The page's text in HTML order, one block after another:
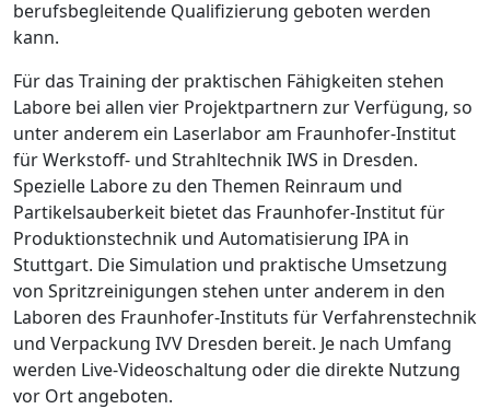
berufsbegleitende Qualifizierung geboten werden
kann.
Für das Training der praktischen Fähigkeiten stehen
Labore bei allen vier Projektpartnern zur Verfügung, so
unter anderem ein Laserlabor am Fraunhofer-Institut
für Werkstoff- und Strahltechnik IWS in Dresden.
Spezielle Labore zu den Themen Reinraum und
Partikelsauberkeit bietet das Fraunhofer-Institut für
Produktionstechnik und Automatisierung IPA in
Stuttgart. Die Simulation und praktische Umsetzung
von Spritzreinigungen stehen unter anderem in den
Laboren des Fraunhofer-Instituts für Verfahrenstechnik
und Verpackung IVV Dresden bereit. Je nach Umfang
werden Live-Videoschaltung oder die direkte Nutzung
vor Ort angeboten.